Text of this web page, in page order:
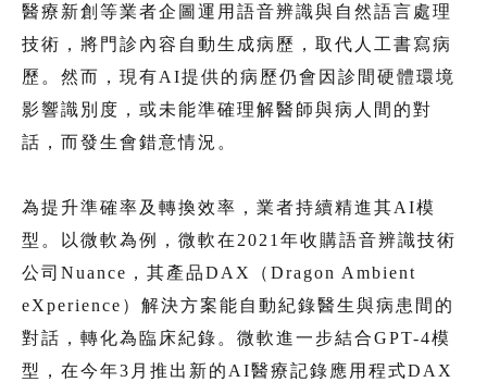
醫療新創等業者企圖運用語音辨識與自然語言處理
技術，將門診內容自動生成病歷，取代人工書寫病
歷。然而，現有AI提供的病歷仍會因診間硬體環境
影響識別度，或未能準確理解醫師與病人間的對
話，而發生會錯意情況。
為提升準確率及轉換效率，業者持續精進其AI模
型。以微軟為例，微軟在2021年收購語音辨識技術
公司Nuance，其產品DAX（Dragon Ambient
eXperience）解決方案能自動紀錄醫生與病患間的
對話，轉化為臨床紀錄。微軟進一步結合GPT-4模
型，在今年3月推出新的AI醫療記錄應用程式DAX